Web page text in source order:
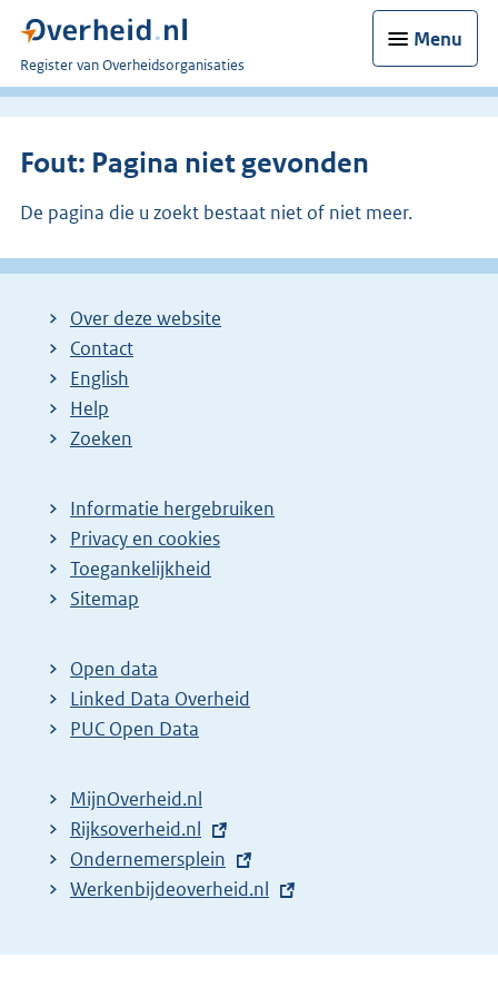
Menu
U
bent
Register van Overheidsorganisaties
Fout: Pagina niet gevonden
De pagina die u zoekt bestaat niet of niet meer.
Over deze website
Contact
English
Help
Zoeken
Informatie hergebruiken
Privacy en cookies
Toegankelijkheid
Sitemap
Open data
Linked Data Overheid
PUC Open Data
MijnOverheid.nl
E
x
t
r
Rijksoverheid.nl
E
x
e
Ondernemersplein
E
t
Werkenbijdeoverheid.nl